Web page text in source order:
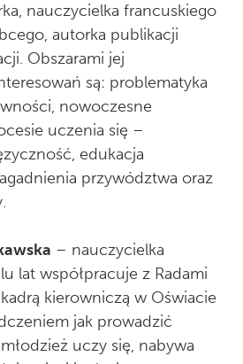
nauczycielka francuskiego
autorka publikacji
Obszarami jej
są: problematyka
nowoczesne
uczenia się –
edukacja
przywództwa oraz
– nauczycielka
lat współpracuje z Radami
kierowniczą w Oświacie
jak prowadzić
uczy się, nabywa